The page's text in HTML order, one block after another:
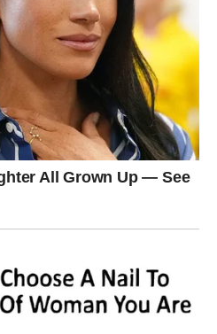
I
mnogo više nego što je
da nosite teret
čak i kada vam je najteže.
nagrade– i to na način
radili nije bilo uzalud.
je da i vi budete
se život konačno